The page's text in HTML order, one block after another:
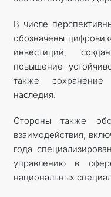
В числе
обозначены
инвестиций,
повышение
также
наследия.
Стороны также
взаимодействия,
года
управлению в
национальных